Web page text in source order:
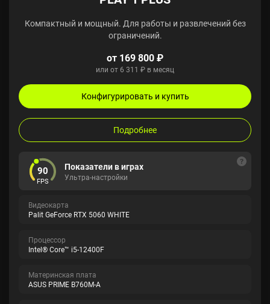
Компактный и мощный. Для работы и развлечений без
ограничений.
от 169 800 ₽
или от 6 311 ₽ в месяц
Конфигурировать и купить
Подробнее
90
FPS
Показатели в играх
Ультра-настройки
Видеокарта
Palit GeForce RTX 5060 WHITE
Процессор
Intel® Core™ i5-12400F
Материнская плата
ASUS PRIME B760M-A